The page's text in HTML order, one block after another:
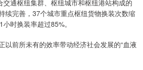
枢纽集群、枢纽城市和枢纽港站构成的
续完善，37个城市重点枢纽货物换装次数缩
时换装率超过85%。
前所未有的效率带动经济社会发展的“血液